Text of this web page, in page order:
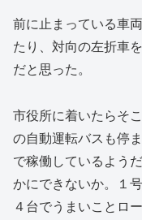
前に止まっている車
たり、対向の左折車
だと思った。
市役所に着いたらそ
の自動運転バスも停
で稼働しているよう
かにできないか。１
４台でうまいことロ